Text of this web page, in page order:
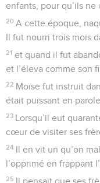
enfants, pour qu’ils ne
20 A cette époque,
Il fut nourri trois mois
21 et quand il fut
et l’éleva comme son
22 Moïse fut instruit
était puissant en
23 Lorsqu’il eut
cœur de visiter ses
24 Il en vit un qu’on
l’opprimé en frappant
25 Il pensait que ses